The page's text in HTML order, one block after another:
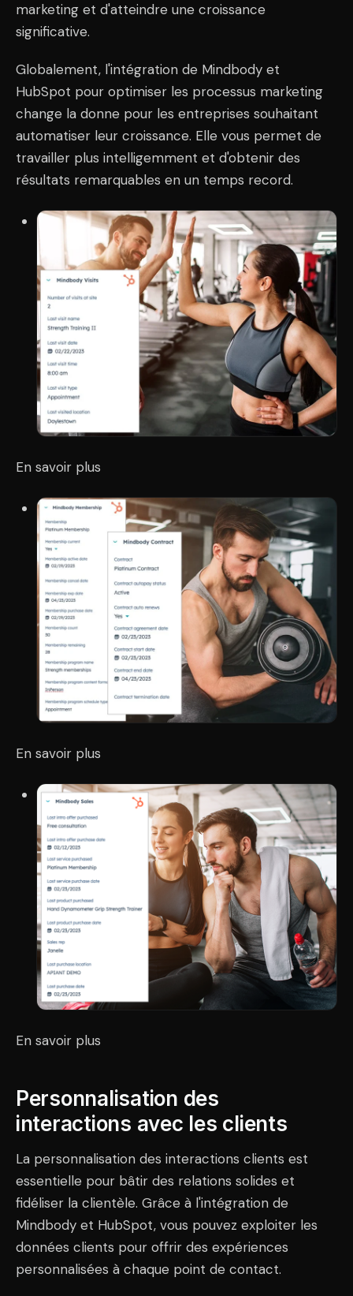
marketing et d'atteindre une croissance
significative.
Globalement, l'intégration de Mindbody et
HubSpot pour optimiser les processus marketing
change la donne pour les entreprises souhaitant
automatiser leur croissance. Elle vous permet de
travailler plus intelligemment et d'obtenir des
résultats remarquables en un temps record.
En savoir plus
En savoir plus
En savoir plus
Personnalisation des
interactions avec les clients
La personnalisation des interactions clients est
essentielle pour bâtir des relations solides et
fidéliser la clientèle. Grâce à l'intégration de
Mindbody et HubSpot, vous pouvez exploiter les
données clients pour offrir des expériences
personnalisées à chaque point de contact.